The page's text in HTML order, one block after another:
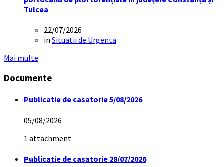
Tulcea
22/07/2026
in Situatii de Urgenta
Mai multe
Documente
Publicatie de casatorie 5/08/2026
05/08/2026
1 attachment
Publicatie de casatorie 28/07/2026